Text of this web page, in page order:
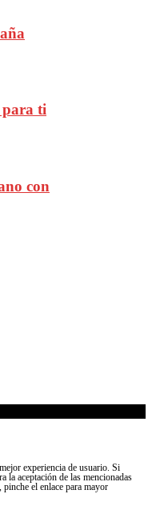
para ti
con
experiencia de usuario. Si
la aceptación de las mencionadas
, pinche el enlace para mayor